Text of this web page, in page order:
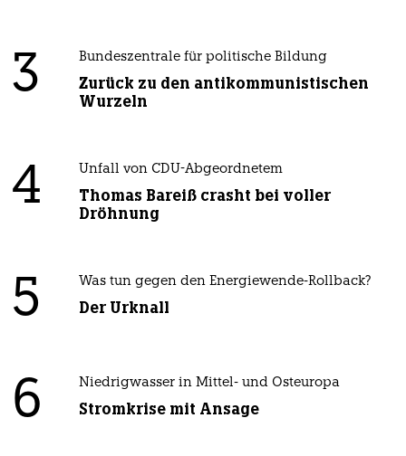
3 Bundeszentrale für politische Bildung
Zurück zu den antikommunistischen
Wurzeln
4 Unfall von CDU-Abgeordnetem
Thomas Bareiß crasht bei voller
Dröhnung
5 Was tun gegen den Energiewende-Rollback?
Der Urknall
6 Niedrigwasser in Mittel- und Osteuropa
Stromkrise mit Ansage